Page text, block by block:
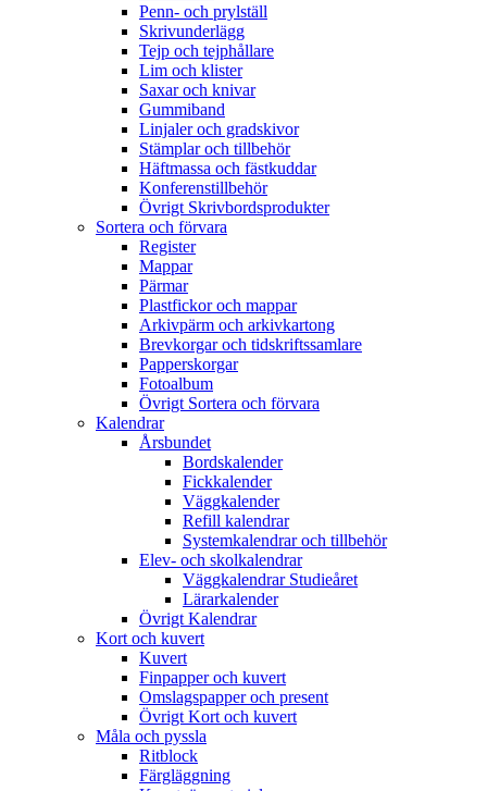
Penn- och prylställ
Skrivunderlägg
Tejp och tejphållare
Lim och klister
Saxar och knivar
Gummiband
Linjaler och gradskivor
Stämplar och tillbehör
Häftmassa och fästkuddar
Konferenstillbehör
Övrigt Skrivbordsprodukter
Sortera och förvara
Register
Mappar
Pärmar
Plastfickor och mappar
Arkivpärm och arkivkartong
Brevkorgar och tidskriftssamlare
Papperskorgar
Fotoalbum
Övrigt Sortera och förvara
Kalendrar
Årsbundet
Bordskalender
Fickkalender
Väggkalender
Refill kalendrar
Systemkalendrar och tillbehör
Elev- och skolkalendrar
Väggkalendrar Studieåret
Lärarkalender
Övrigt Kalendrar
Kort och kuvert
Kuvert
Finpapper och kuvert
Omslagspapper och present
Övrigt Kort och kuvert
Måla och pyssla
Ritblock
Färgläggning